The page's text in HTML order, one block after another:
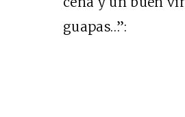
guapas…”: